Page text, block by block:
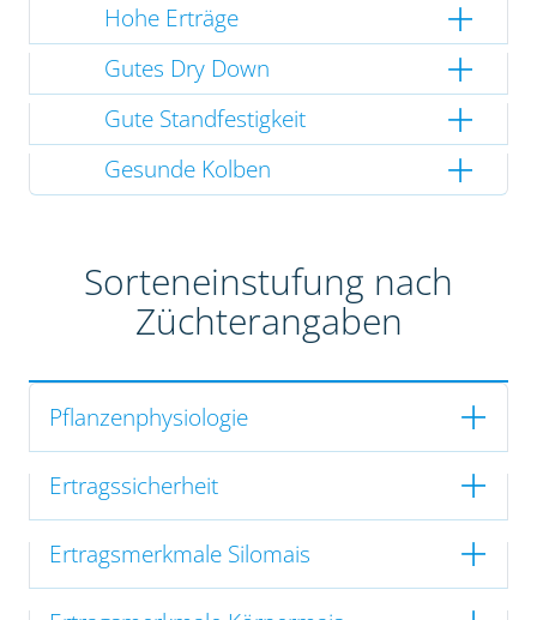
Hohe Erträge
Gutes Dry Down
Gute Standfestigkeit
Gesunde Kolben
Sorteneinstufung nach
Züchterangaben
Pflanzenphysiologie
Ertragssicherheit
Ertragsmerkmale Silomais